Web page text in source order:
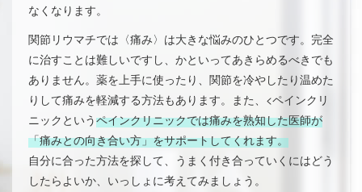
なくなります。
関節リウマチでは〈痛み〉は大きな悩みのひとつです。完全
に治すことは難しいですし、かといってあきらめるべきでも
ありません。薬を上手に使ったり、関節を冷やしたり温めた
りして痛みを軽減する方法もあります。また、<ペインクリ
ニックというペインクリニックでは痛みを熟知した医師が
「痛みとの向き合い方」をサポートしてくれます。
自分に合った方法を探して、うまく付き合っていくにはどう
したらよいか、いっしょに考えてみましょう。